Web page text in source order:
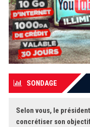
SONDAGE
Selon vous, le
concrétiser son